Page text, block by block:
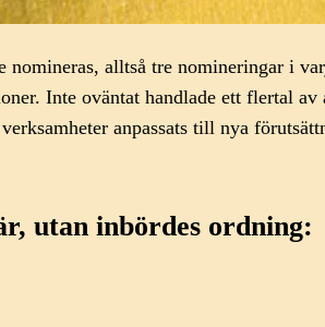
alltså tre nomineringar i
Inte oväntat handlade ett flertal
anpassats till nya
utan inbördes ordning: